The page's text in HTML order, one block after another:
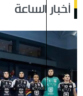
أخبار الساعة